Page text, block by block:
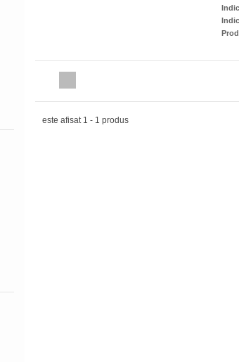
Anvelope all season 205/55R16
este afisat 1 - 1 produs